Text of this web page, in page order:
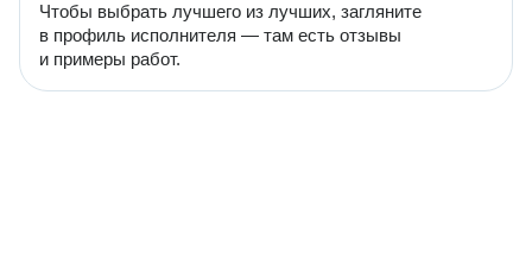
Чтобы выбрать лучшего из лучших, загляните
в профиль исполнителя — там есть отзывы
и примеры работ.